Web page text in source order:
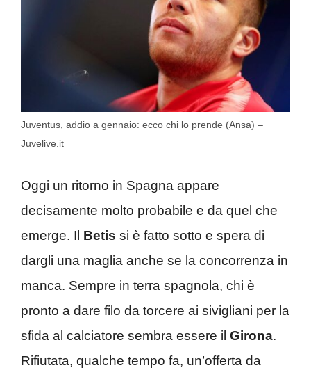
Juventus, addio a gennaio: ecco chi lo prende (Ansa) –
Juvelive.it
Oggi un ritorno in Spagna appare
decisamente molto probabile e da quel che
emerge. Il Betis si è fatto sotto e spera di
dargli una maglia anche se la concorrenza in
manca. Sempre in terra spagnola, chi è
pronto a dare filo da torcere ai sivigliani per la
sfida al calciatore sembra essere il Girona.
Rifiutata, qualche tempo fa, un’offerta da